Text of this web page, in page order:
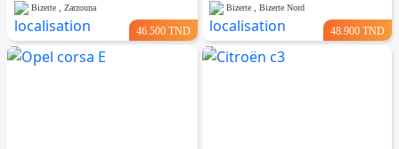
Bizerte , Zarzouna
46.500 TND
Bizerte , Bizerte Nord
48.900 TND